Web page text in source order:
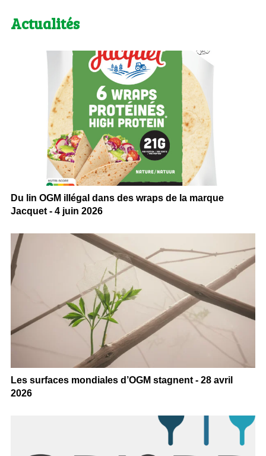
Actualités
Du lin OGM illégal dans des wraps de la marque
Jacquet - 4 juin 2026
Les surfaces mondiales d’OGM stagnent - 28 avril
2026